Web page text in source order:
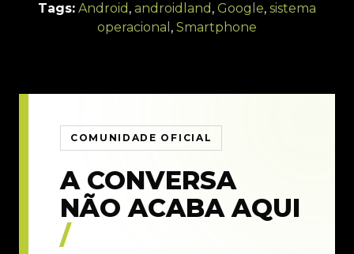
Tags: Android , androidland , Google, sistema
operacional , Smartphone
COMUNIDADE OFICIAL
A CONVERSA
NÃO ACABA AQUI
/